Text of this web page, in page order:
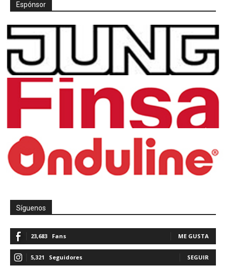
Espónsor
Síguenos
23,683 Fans ME GUSTA
5,321 Seguidores SEGUIR